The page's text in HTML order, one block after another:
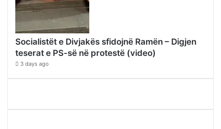
Socialistët e Divjakës sfidojnë Ramën – Digjen
teserat e PS-së në protestë (video)
3 days ago